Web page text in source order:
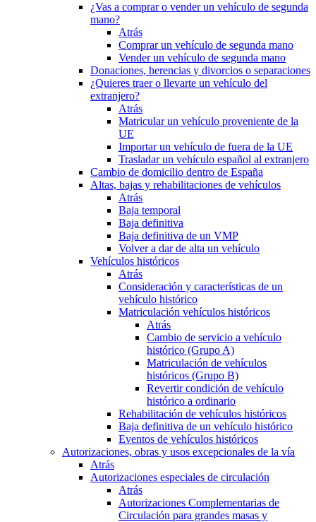
¿Vas a comprar o vender un vehículo de segunda
mano?
Atrás
Comprar un vehículo de segunda mano
Vender un vehículo de segunda mano
Donaciones, herencias y divorcios o separaciones
¿Quieres traer o llevarte un vehículo del
extranjero?
Atrás
Matricular un vehículo proveniente de la
UE
Importar un vehículo de fuera de la UE
Trasladar un vehículo español al extranjero
Cambio de domicilio dentro de España
Altas, bajas y rehabilitaciones de vehículos
Atrás
Baja temporal
Baja definitiva
Baja definitiva de un VMP
Volver a dar de alta un vehículo
Vehículos históricos
Atrás
Consideración y características de un
vehículo histórico
Matriculación vehículos históricos
Atrás
Cambio de servicio a vehículo
histórico (Grupo A)
Matriculación de vehículos
históricos (Grupo B)
Revertir condición de vehículo
histórico a ordinario
Rehabilitación de vehículos históricos
Baja definitiva de un vehículo histórico
Eventos de vehículos históricos
Autorizaciones, obras y usos excepcionales de la vía
Atrás
Autorizaciones especiales de circulación
Atrás
Autorizaciones Complementarias de
Circulación para grandes masas y